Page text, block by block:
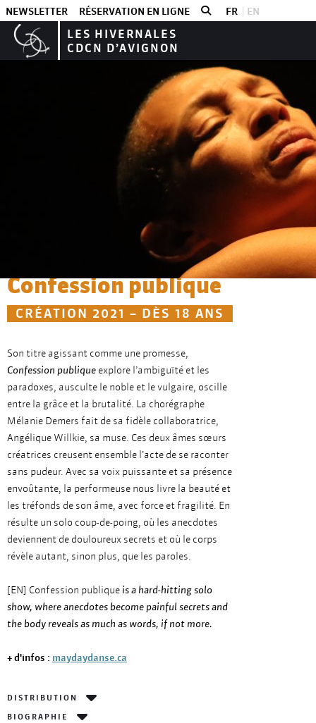
NEWSLETTER RÉSERVATION EN LIGNE FR EN
LES HIVERNALES
CDCN D’AVIGNON
Mélanie Demers | MAYDAY
Confession publique
CRÉATION 2021 – DÈS 18 ANS
Son titre agissant comme une promesse,
Confession publique explore l’ambiguïté et les
paradoxes, ausculte le noble et le vulgaire, oscille
entre la grâce et la brutalité. La chorégraphe
Mélanie Demers fait de sa fidèle collaboratrice,
Angélique Willkie, sa muse. Ces deux âmes sœurs
créatrices creusent ensemble l’acte de se raconter
sans pudeur. Avec sa voix puissante et sa présence
envoûtante, la performeuse nous livre la beauté et
les tréfonds de son âme, avec force et fragilité. En
résulte un solo coup-de-poing, où les anecdotes
deviennent de douloureux secrets et où le corps
révèle autant, sinon plus, que les paroles.
[EN] Confession publique is a hard-hitting solo
show, where anecdotes become painful secrets and
the body reveals as much as words, if not more.
+ d'infos : maydaydanse.ca
DISTRIBUTION
BIOGRAPHIE